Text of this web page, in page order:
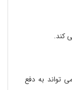
کند.
تواند به دفع